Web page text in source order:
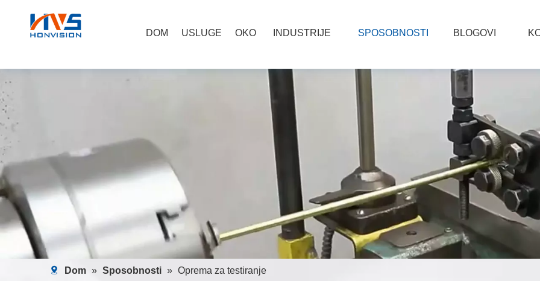
DOM USLUGE OKO INDUSTRIJE SPOSOBNOSTI BLOGOVI
Dom » Sposobnosti » Oprema za testiranje